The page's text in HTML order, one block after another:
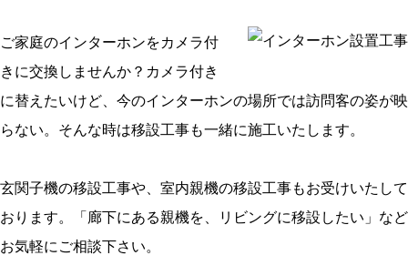
ご家庭のインターホンをカメラ付
きに交換しませんか？カメラ付き
に替えたいけど、今のインターホンの場所では訪問客の姿が映
らない。そんな時は移設工事も一緒に施工いたします。
玄関子機の移設工事や、室内親機の移設工事もお受けいたして
おります。「廊下にある親機を、リビングに移設したい」など
お気軽にご相談下さい。